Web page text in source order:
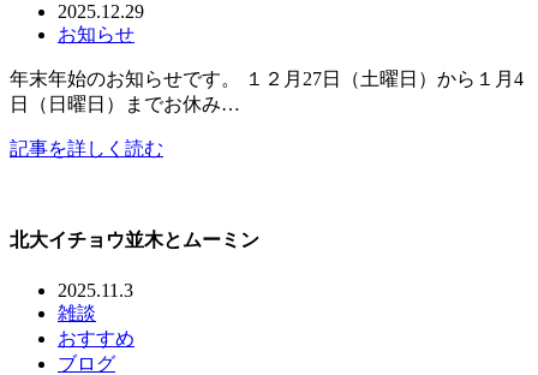
2025.12.29
お知らせ
年末年始のお知らせです。 １２月27日（土曜日）から１月4
日（日曜日）までお休み…
記事を詳しく読む
北大イチョウ並木とムーミン
2025.11.3
雑談
おすすめ
ブログ